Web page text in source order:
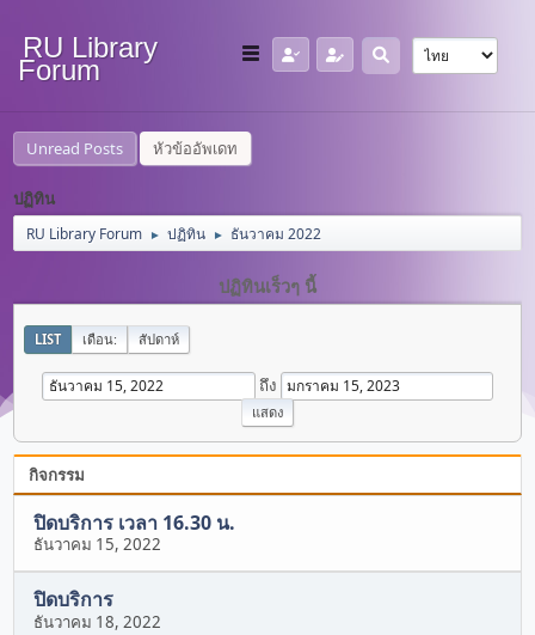
RU Library
Forum
Unread Posts หัวข้ออัพเดท
ปฏิทิน
RU Library Forum ► ปฏิทิน ► ธันวาคม 2022
ปฏิทินเร็วๆ นี้
LIST เดือน: สัปดาห์
ถึง
กิจกรรม
ปิดบริการ เวลา 16.30 น.
ธันวาคม 15, 2022
ปิดบริการ
ธันวาคม 18, 2022